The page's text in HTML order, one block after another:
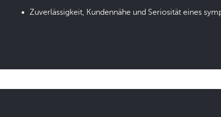
Zuverlässigkeit, Kundennähe und Seriosität eines